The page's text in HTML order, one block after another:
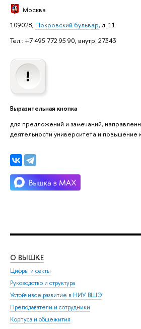
Москва
109028, Покровский бульвар, д. 11
Тел.: +7 495 772 95 90, внутр. 27343
Выразительная кнопка
для предложений и замечаний,
деятельности университета и повышение
О ВЫШКЕ
Цифры и факты
Руководство и структура
Устойчивое развитие в НИУ ВШЭ
Преподаватели и сотрудники
Корпуса и общежития